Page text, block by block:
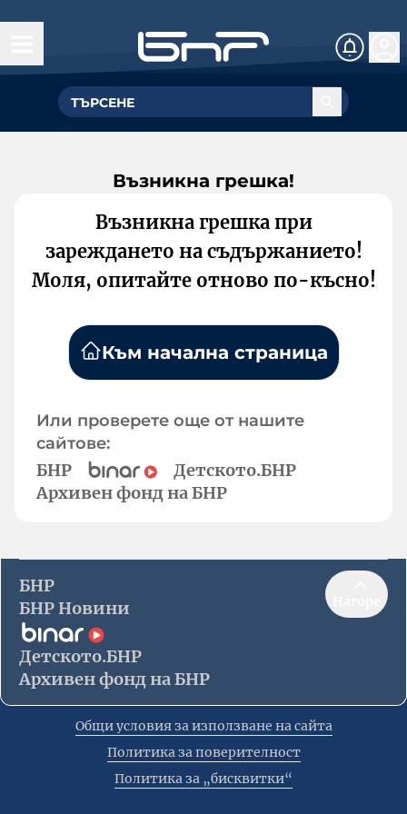
Възникна грешка!
Възникна грешка при
зареждането на съдържанието!
Моля, опитайте отново по-късно!
Към начална страница
Или проверете още от нашите
сайтове:
БНР
Детското.БНР
Архивен фонд на БНР
БНР
БНР Новини
Детското.БНР
Архивен фонд на БНР
Общи условия за използване на сайта
Политика за поверителност
Политика за „бисквитки“